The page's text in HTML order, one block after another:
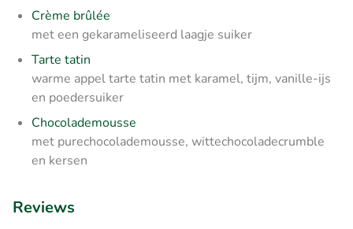
Crème brûlée
met een gekarameliseerd laagje suiker
Tarte tatin
warme appel tarte tatin met karamel, tijm, vanille-ijs
en poedersuiker
Chocolademousse
met purechocolademousse, wittechocoladecrumble
en kersen
Reviews